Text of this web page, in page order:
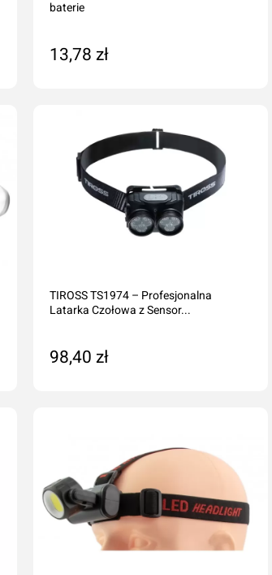
baterie
13,78 zł
TIROSS TS1974 – Profesjonalna
Latarka Czołowa z Sensor...
98,40 zł